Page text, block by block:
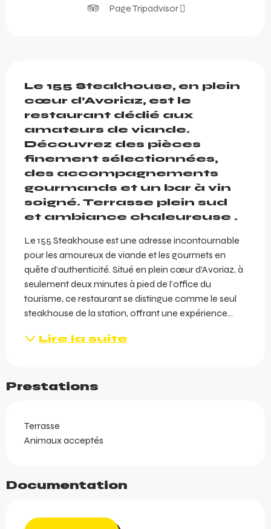
Page Tripadvisor
Le 155 Steakhouse, en plein
cœur d’Avoriaz, est le
restaurant dédié aux
amateurs de viande.
Découvrez des pièces
finement sélectionnées,
des accompagnements
gourmands et un bar à vin
soigné. Terrasse plein sud
et ambiance chaleureuse .
Le 155 Steakhouse est une adresse incontournable
pour les amoureux de viande et les gourmets en
quête d’authenticité. Situé en plein cœur d’Avoriaz, à
seulement deux minutes à pied de l’office du
tourisme, ce restaurant se distingue comme le seul
steakhouse de la station, offrant une expérience...
Lire la suite
Prestations
Terrasse
Animaux acceptés
Documentation